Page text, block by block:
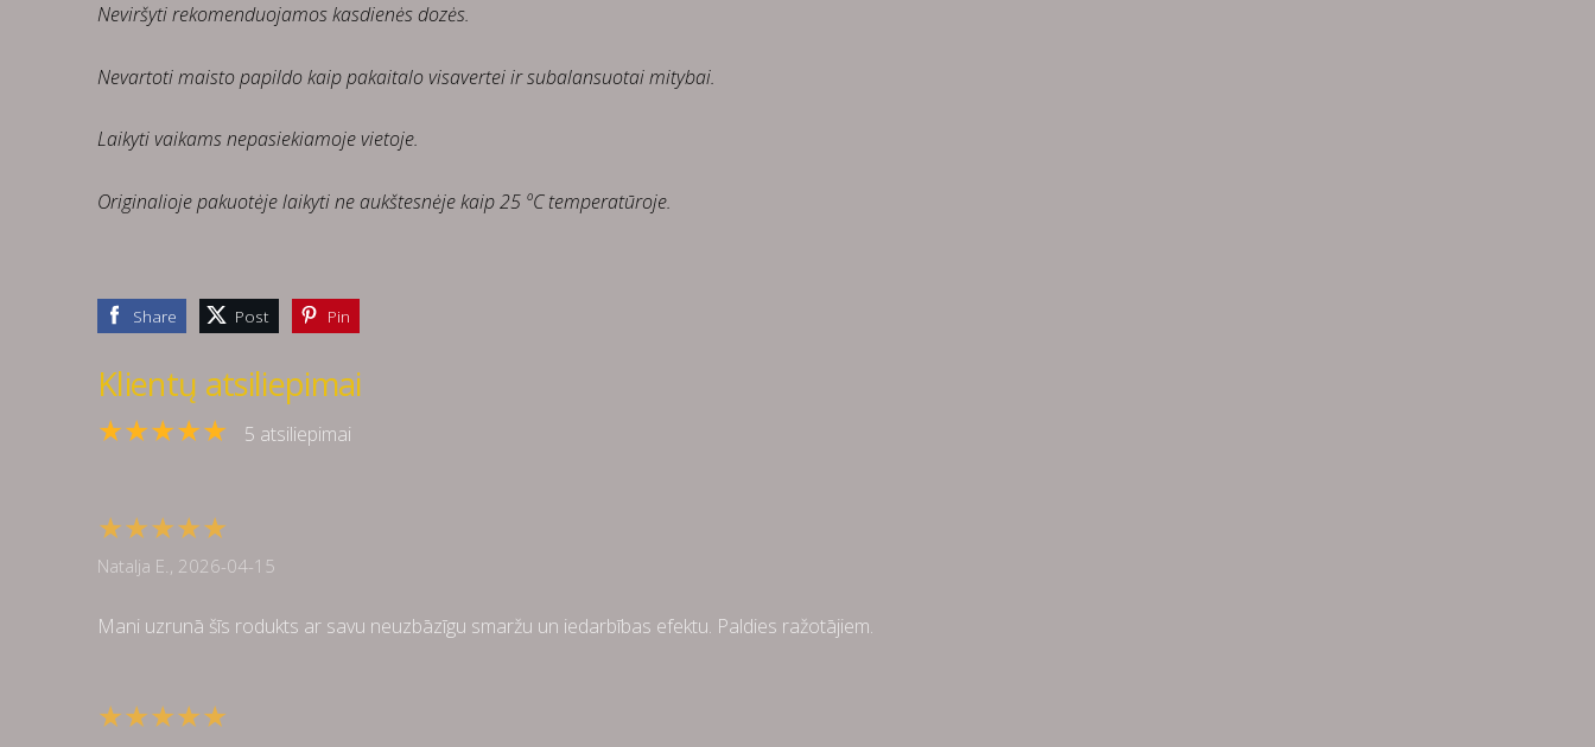
Neviršyti rekomenduojamos kasdienės dozės.
Nevartoti maisto papildo kaip pakaitalo visavertei ir subalansuotai mitybai.
Laikyti vaikams nepasiekiamoje vietoje.
Originalioje pakuotėje laikyti ne aukštesnėje kaip 25 ºC temperatūroje.
Share Post Pin
Klientų atsiliepimai
★★★★★ 5 atsiliepimai
★★★★★
Natalja E., 2026-04-15
Mani uzrunā šīs rodukts ar savu neuzbāzīgu smaržu un iedarbības efektu. Paldies ražotājiem.
★★★★★